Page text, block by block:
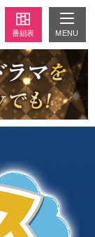
番組表 MENU